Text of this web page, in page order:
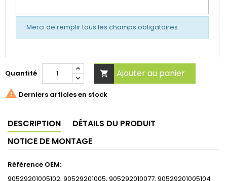
Merci de remplir tous les champs obligatoires
Quantité  Ajouter au panier
 Derniers articles en stock
DESCRIPTION
DÉTAILS DU PRODUIT
NOTICE DE MONTAGE
Référence OEM:
90529201005102, 90529201005, 905292010077, 90529201005104